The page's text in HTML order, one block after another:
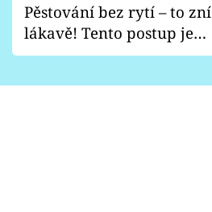
Pěstování bez rytí – to zní
lákavě! Tento postup je
vhodný jen pro některé